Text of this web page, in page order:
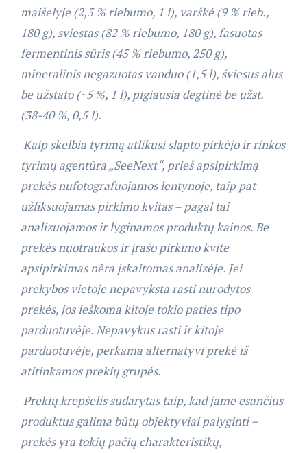
maišelyje (2,5 % riebumo, 1 l), varškė (9 % rieb.,
180 g), sviestas (82 % riebumo, 180 g), fasuotas
fermentinis sūris (45 % riebumo, 250 g),
mineralinis negazuotas vanduo (1,5 l), šviesus alus
be užstato (~5 %, 1 l), pigiausia degtinė be užst.
(38-40 %, 0,5 l).
Kaip skelbia tyrimą atlikusi slapto pirkėjo ir rinkos
tyrimų agentūra „SeeNext“, prieš apsipirkimą
prekės nufotografuojamos lentynoje, taip pat
užfiksuojamas pirkimo kvitas – pagal tai
analizuojamos ir lyginamos produktų kainos. Be
prekės nuotraukos ir įrašo pirkimo kvite
apsipirkimas nėra įskaitomas analizėje. Jei
prekybos vietoje nepavyksta rasti nurodytos
prekės, jos ieškoma kitoje tokio paties tipo
parduotuvėje. Nepavykus rasti ir kitoje
parduotuvėje, perkama alternatyvi prekė iš
atitinkamos prekių grupės.
Prekių krepšelis sudarytas taip, kad jame esančius
produktus galima būtų objektyviai palyginti –
prekės yra tokių pačių charakteristikų,